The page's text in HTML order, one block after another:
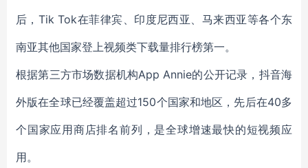
后，Tik Tok在菲律宾、印度尼西亚、马来西亚等各个东
南亚其他国家登上视频类下载量排行榜第一。
根据第三方市场数据机构App Annie的公开记录，抖音海
外版在全球已经覆盖超过150个国家和地区，先后在40多
个国家应用商店排名前列，是全球增速最快的短视频应
用。